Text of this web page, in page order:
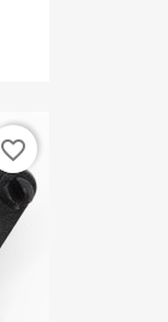
favorite_border